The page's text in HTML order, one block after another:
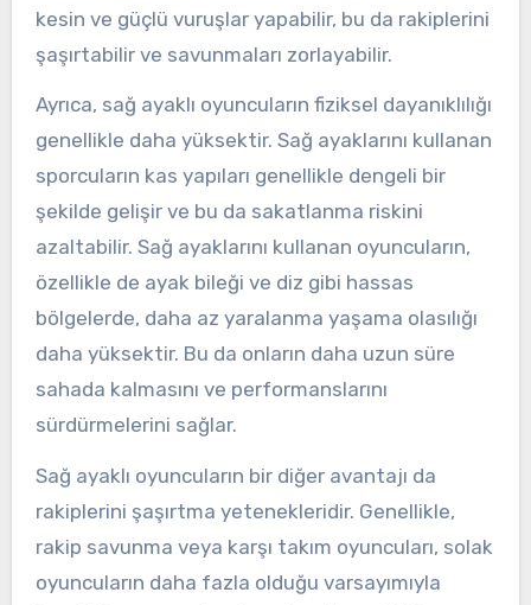
kesin ve güçlü vuruşlar yapabilir, bu da rakiplerini
şaşırtabilir ve savunmaları zorlayabilir.
Ayrıca, sağ ayaklı oyuncuların fiziksel dayanıklılığı
genellikle daha yüksektir. Sağ ayaklarını kullanan
sporcuların kas yapıları genellikle dengeli bir
şekilde gelişir ve bu da sakatlanma riskini
azaltabilir. Sağ ayaklarını kullanan oyuncuların,
özellikle de ayak bileği ve diz gibi hassas
bölgelerde, daha az yaralanma yaşama olasılığı
daha yüksektir. Bu da onların daha uzun süre
sahada kalmasını ve performanslarını
sürdürmelerini sağlar.
Sağ ayaklı oyuncuların bir diğer avantajı da
rakiplerini şaşırtma yetenekleridir. Genellikle,
rakip savunma veya karşı takım oyuncuları, solak
oyuncuların daha fazla olduğu varsayımıyla